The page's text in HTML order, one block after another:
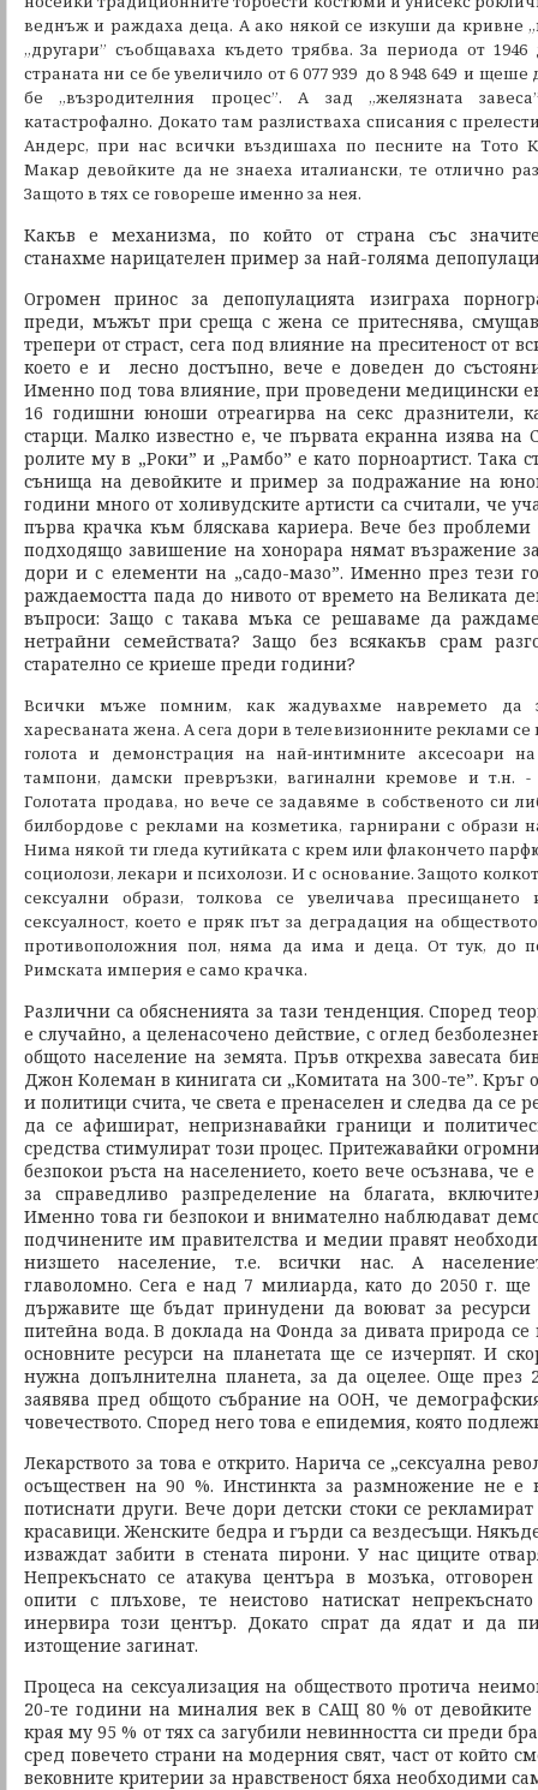
веднъж и раждаха деца. А ако някой се изкуши да кривне
„другари” съобщаваха където трябва. За периода от 1946
страната ни се бе увеличило от 6 077 939 до 8 948 649 и
бе „възродителния процес”. А зад „желязната
катастрофално. Докато там разлистваха списания с
Андерс, при нас всички въздишаха по песните на Тото
Макар девойките да не знаеха италиански, те отлично
Защото в тях се говореше именно за нея.
Какъв е механизма, по който от страна със
станахме нарицателен пример за най-голяма
Огромен принос за депопулацията изиграха
преди, мъжът при среща с жена се притеснява,
трепери от страст, сега под влияние на преситеност от
което е и лесно достъпно, вече е доведен до
Именно под това влияние, при проведени медицински
16 годишни юноши отреагирва на секс дразнители,
старци. Малко известно е, че първата екранна изява на
ролите му в „Роки” и „Рамбо” е като порноартист. Така
сънища на девойките и пример за подражание на
години много от холивудските артисти са считали, че
първа крачка към бляскава кариера. Вече без проблеми
подходящо завишение на хонорара нямат възражение
дори и с елементи на „садо-мазо”. Именно през тези
раждаемостта пада до нивото от времето на Великата
въпроси: Защо с такава мъка се решаваме да
нетрайни семействата? Защо без всякакъв срам
старателно се криеше преди години?
Всички мъже помним, как жадувахме навремето да
харесваната жена. А сега дори в телевизионните реклами
голота и демонстрация на най-интимните аксесоари
тампони, дамски превръзки, вагинални кремове и т.н.
Голотата продава, но вече се задавяме в собственото си
билбордове с реклами на козметика, гарнирани с образи
Нима някой ти гледа кутийката с крем или флакончето
социолози, лекари и психолози. И с основание. Защото
сексуални образи, толкова се увеличава
сексуалност, което е пряк път за деградация на
противоположния пол, няма да има и деца. От тук, до
Римската империя е само крачка.
Различни са обясненията за тази тенденция. Според
е случайно, а целенасочено действие, с оглед
общото население на земята. Пръв открехва завесата
Джон Колеман в кинигата си „Комитата на 300-те”. Кръг
и политици счита, че света е пренаселен и следва да се
да се афишират, непризнавайки граници и
средства стимулират този процес. Притежавайки огромни
безпокои ръста на населението, което вече осъзнава, че
за справедливо разпределение на благата,
Именно това ги безпокои и внимателно наблюдават
подчинените им правителства и медии правят
низшето население, т.е. всички нас. А
главоломно. Сега е над 7 милиарда, като до 2050 г. ще
държавите ще бъдат принудени да воюват за
питейна вода. В доклада на Фонда за дивата природа се
основните ресурси на планетата ще се изчерпят. И
нужна допълнителна планета, за да оцелее. Още през
заявява пред общото събрание на ООН, че
човечеството. Според него това е епидемия, която
Лекарството за това е открито. Нарича се „сексуална
осъществен на 90 %. Инстинкта за размножение не е
потиснати други. Вече дори детски стоки се
красавици. Женските бедра и гърди са вездесъщи.
изваждат забити в стената пирони. У нас циците
Непрекъснато се атакува центъра в мозъка,
опити с плъхове, те неистово натискат
инервира този център. Докато спрат да ядат и да
изтощение загинат.
Процеса на сексуализация на обществото протича
20-те години на миналия век в САЩ 80 % от девойките
края му 95 % от тях са загубили невинността си преди
сред повечето страни на модерния свят, част от който
вековните критерии за нравственост бяха необходими